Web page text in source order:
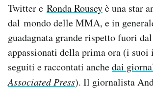
Twitter e Ronda Rouseyè una star
dal mondo delle MMA, e in
guadagnata grande rispetto fuori
appassionati della prima ora (i suoi
seguiti e raccontati anchedai
Associated Press). Il giornalista